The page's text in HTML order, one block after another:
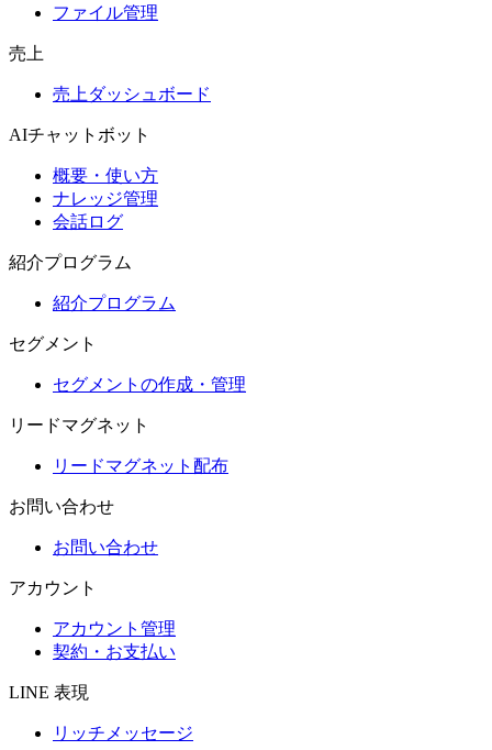
ファイル管理
売上
売上ダッシュボード
AIチャットボット
概要・使い方
ナレッジ管理
会話ログ
紹介プログラム
紹介プログラム
セグメント
セグメントの作成・管理
リードマグネット
リードマグネット配布
お問い合わせ
お問い合わせ
アカウント
アカウント管理
契約・お支払い
LINE 表現
リッチメッセージ